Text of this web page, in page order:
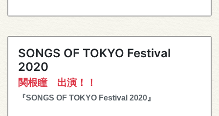
SONGS OF TOKYO Festival
2020
関根瞳 出演！！
『SONGS OF TOKYO Festival 2020』